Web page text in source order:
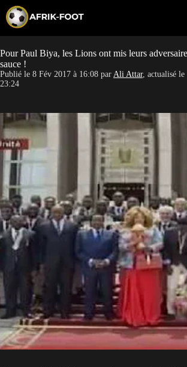
p
t
o
c
o
e
CAN
Pays
Clubs
Classement
Paris sportifs
Pour Paul Biya, les Lions ont mis leurs
sauce !
Publié le 8 Fév 2017 à 16:08 par Ali Attar, actualisé le
23:24